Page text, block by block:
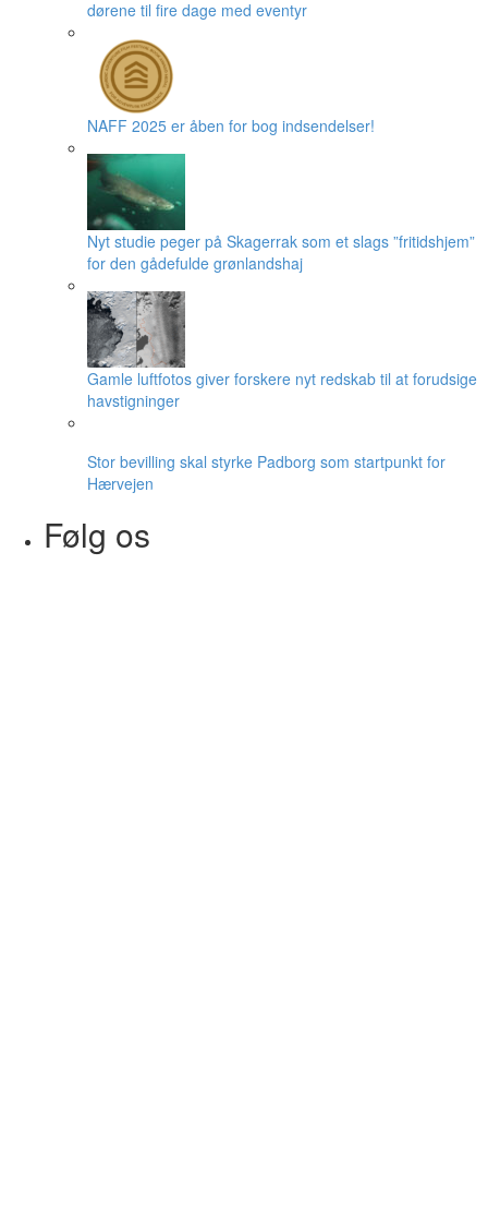
dørene til fire dage med eventyr
NAFF 2025 er åben for bog indsendelser!
Nyt studie peger på Skagerrak som et slags ”fritidshjem”
for den gådefulde grønlandshaj
Gamle luftfotos giver forskere nyt redskab til at forudsige
havstigninger
Stor bevilling skal styrke Padborg som startpunkt for
Hærvejen
Følg os